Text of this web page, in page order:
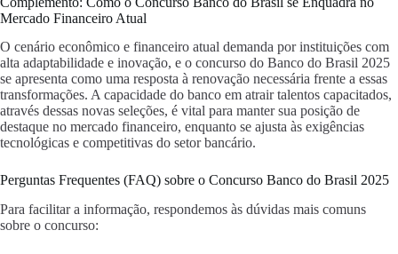
Mercado Financeiro Atual
O cenário econômico e financeiro atual demanda por instituições com
alta adaptabilidade e inovação, e o concurso do Banco do Brasil 2025
se apresenta como uma resposta à renovação necessária frente a essas
transformações. A capacidade do banco em atrair talentos capacitados,
através dessas novas seleções, é vital para manter sua posição de
destaque no mercado financeiro, enquanto se ajusta às exigências
tecnológicas e competitivas do setor bancário.
Perguntas Frequentes (FAQ) sobre o Concurso Banco do Brasil 2025
Para facilitar a informação, respondemos às dúvidas mais comuns
sobre o concurso: